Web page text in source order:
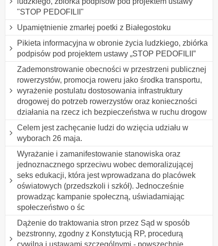
"STOP PEDOFILII"
Upamiętnienie zmarłej poetki z Białegostoku
Pikieta informacyjna w obronie życia ludzkiego, zbiórka
podpisów pod projektem ustawy „STOP PEDOFILII”
Zademonstrowanie obecności w przestrzeni publicznej
rowerzystów, promocja roweru jako środka transportu,
wyrażenie postulatu dostosowania infrastruktury
drogowej do potrzeb rowerzystów oraz konieczności
działania na rzecz ich bezpieczeństwa w ruchu drogow
Celem jest zachęcanie ludzi do wzięcia udziału w
wyborach 26 maja.
Wyrażanie i zamanifestowanie stanowiska oraz
jednoznacznego sprzeciwu wobec demoralizującej
seks edukacji, która jest wprowadzana do placówek
oświatowych (przedszkoli i szkół). Jednocześnie
prowadząc kampanie społeczną, uświadamiając
społeczeństwo o śc
Dążenie do traktowania stron przez Sąd w sposób
bezstronny, zgodny z Konstytucją RP, procedurą
cywilną i ustawami szczególnymi - powszechnie